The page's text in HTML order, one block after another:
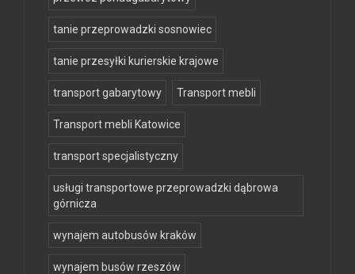
tanie przeprowadzki sosnowiec
tanie przesyłki kurierskie krajowe
transport gabarytowy Transport mebli
Transport mebli Katowice
transport specjalistyczny
usługi transportowe przeprowadzki dąbrowa
górnicza
wynajem autobusów kraków
wynajem busów rzeszów